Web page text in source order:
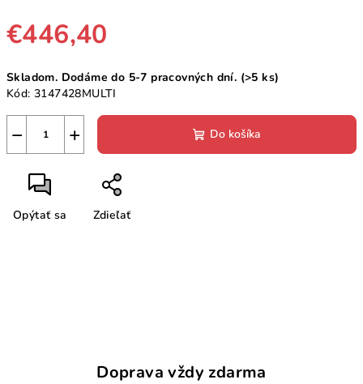
€446,40
cena:
Skladom. Dodáme do 5-7 pracovných dní. (>5 ks)
Kód: 3147428MULTI
+
− Do košíka
Opýtať sa Zdieľať
Doprava vždy zdarma